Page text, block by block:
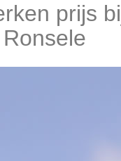
prijs